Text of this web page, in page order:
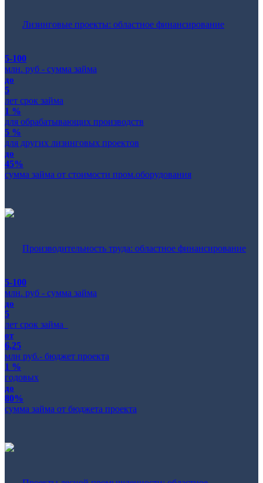
Лизинговые проекты: областное финансирование
5-100
млн. руб - сумма займа
до
5
лет срок займа
1 %
для обрабатывающих производств
5 %
для других лизинговых проектов
до
45%
сумма займа от стоимости пром.оборудования
Производительность труда: областное финансирование
5-100
млн. руб - сумма займа
до
5
лет срок займа
от
6,25
млн руб.- бюджет проекта
1 %
годовых
до
80%
сумма займа от бюджета проекта